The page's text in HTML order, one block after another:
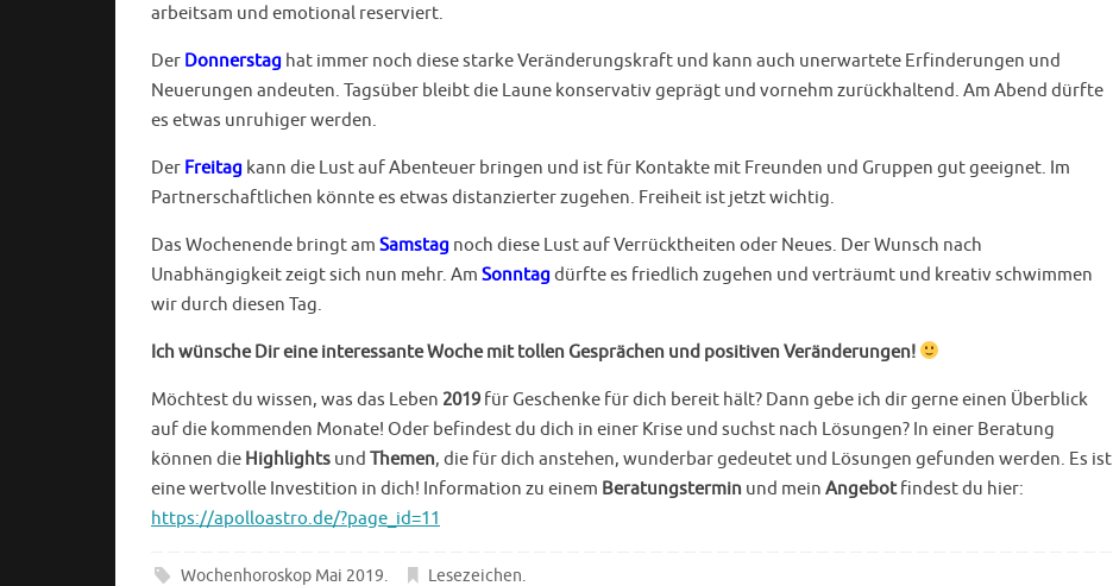
arbeitsam und emotional reserviert.
Der Donnerstag hat immer noch diese starke Veränderungskraft und kann auch unerwartete Erfinderungen und
Neuerungen andeuten. Tagsüber bleibt die Laune konservativ geprägt und vornehm zurückhaltend. Am Abend dürfte
es etwas unruhiger werden.
Der Freitag kann die Lust auf Abenteuer bringen und ist für Kontakte mit Freunden und Gruppen gut geeignet. Im
Partnerschaftlichen könnte es etwas distanzierter zugehen. Freiheit ist jetzt wichtig.
Das Wochenende bringt am Samstag noch diese Lust auf Verrücktheiten oder Neues. Der Wunsch nach
Unabhängigkeit zeigt sich nun mehr. Am Sonntagdürfte es friedlich zugehen und verträumt und kreativ schwimmen
wir durch diesen Tag.
Ich wünsche Dir eine interessante Woche mit tollen Gesprächen und positiven Veränderungen!
Möchtest du wissen, was das Leben 2019 für Geschenke für dich bereit hält? Dann gebe ich dir gerne einen Überblick
auf die kommenden Monate! Oder befindest du dich in einer Krise und suchst nach Lösungen? In einer Beratung
können die Highlights und Themen, die für dich anstehen, wunderbar gedeutet und Lösungen gefunden werden. Es ist
eine wertvolle Investition in dich! Information zu einem Beratungstermin und mein Angebotfindest du hier:
https://apolloastro.de/?page_id=11
Wochenhoroskop Mai 2019. Lesezeichen.